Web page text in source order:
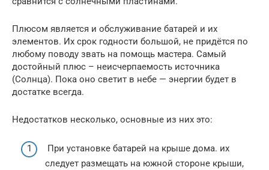
Плюсом является и обслуживание батарей и их
элементов. Их срок годности большой, не придётся по
любому поводу звать на помощь мастера. Самый
достойный плюс – неисчерпаемость источника
(Солнца). Пока оно светит в небе — энергии будет в
достатке всегда.
Недостатков несколько, основные из них это:
При установке батарей на крыше дома. их
следует размещать на южной стороне крыши,